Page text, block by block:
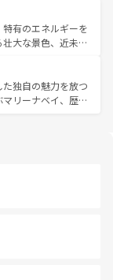
ーヒーなどは、ぜ
もあたたかい人々
れられない旅にな
マイなどの山岳地
トやクラビの美し
できる。タイ料理
にも異なる楽しみ
、仏教を中心とし
る旅人を魅了し続
有のエネルギーを
大な景色、近未来
スポットが密集し
魅力。息をのむよ
存分に楽しみ尽く
独自の魅力を放つ
リーナベイ、歴史
外せないスポット